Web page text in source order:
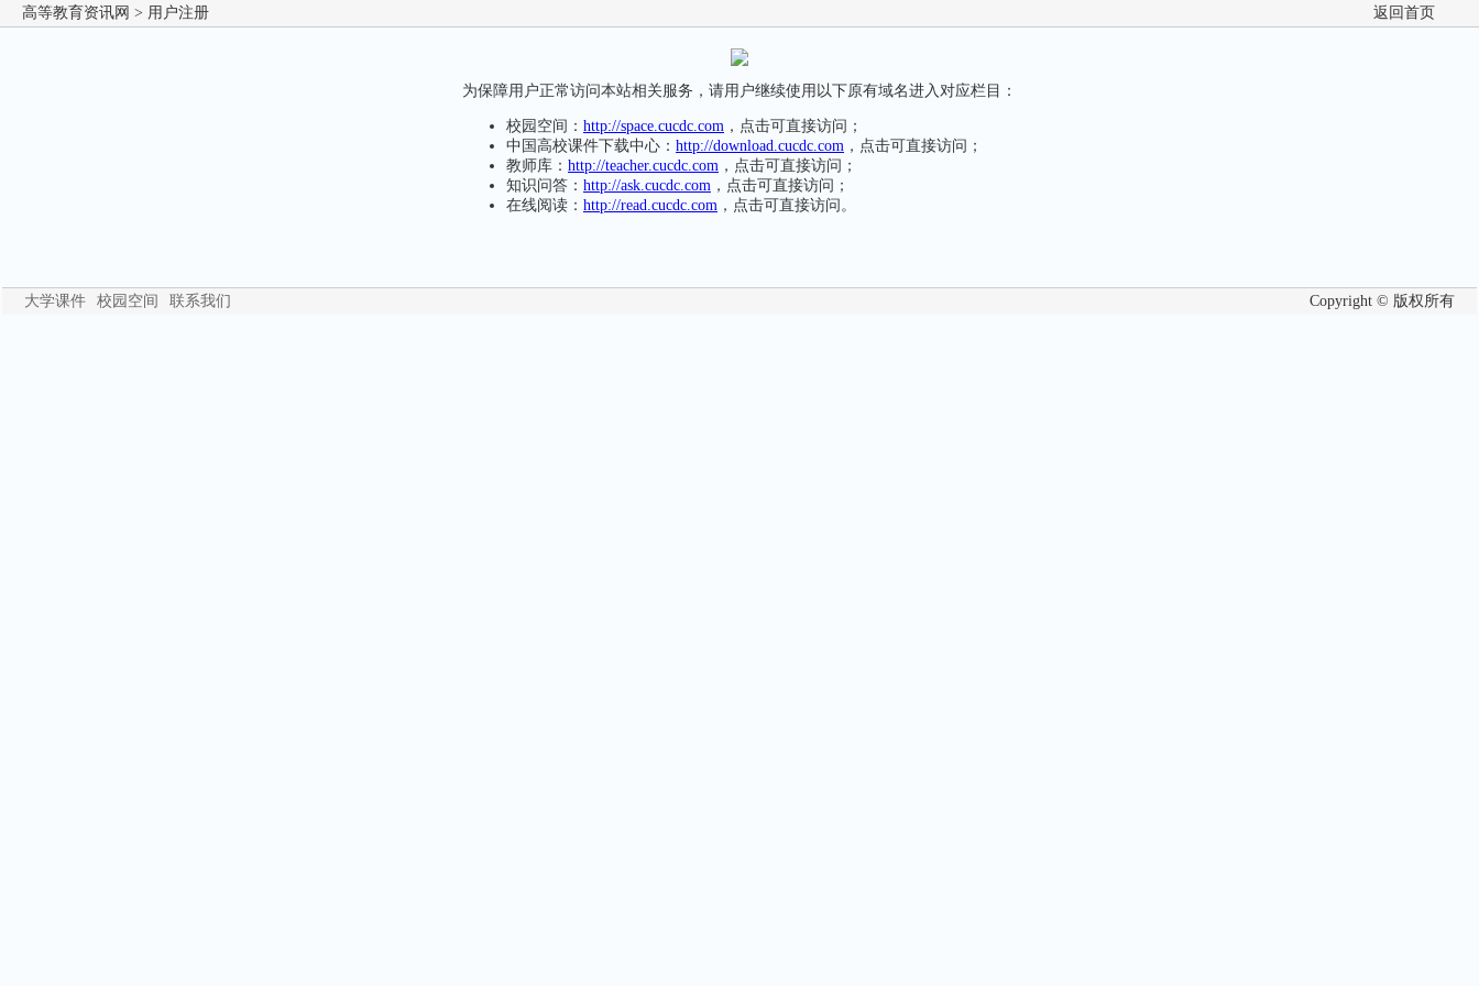
高等教育资讯网 > 用户注册 返回首页
为保障用户正常访问本站相关服务，请用户继续使用以下原有域名进入对应栏目：
校园空间： http://space.cucdc.com ，点击可直接访问；
中国高校课件下载中心： http://download.cucdc.com ，点击可直接访问；
教师库： http://teacher.cucdc.com ，点击可直接访问；
知识问答： http://ask.cucdc.com ，点击可直接访问；
在线阅读： http://read.cucdc.com ，点击可直接访问。
大学课件 校园空间 联系我们 Copyright © 版权所有